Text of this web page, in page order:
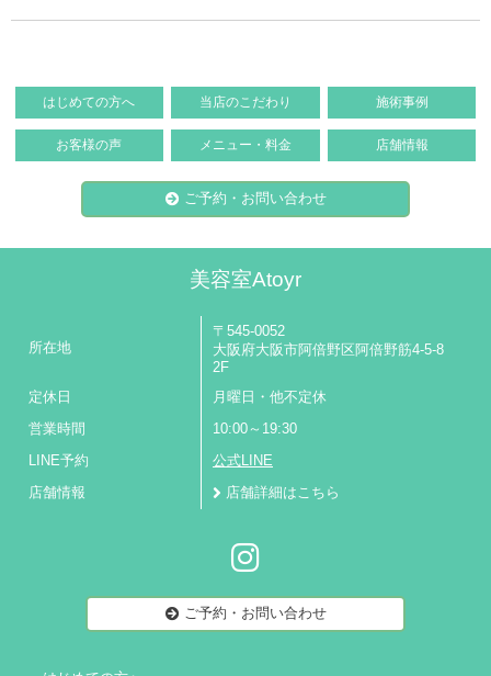
はじめての方へ 当店のこだわり 施術事例
お客様の声 メニュー・料金 店舗情報
ご予約・お問い合わせ
美容室Atoyr
所在地
〒545-0052
大阪府大阪市阿倍野区阿倍野筋4-5-8
2F
定休日
月曜日・他不定休
営業時間 10:00～19:30
LINE予約 公式LINE
店舗情報 店舗詳細はこちら
ご予約・お問い合わせ